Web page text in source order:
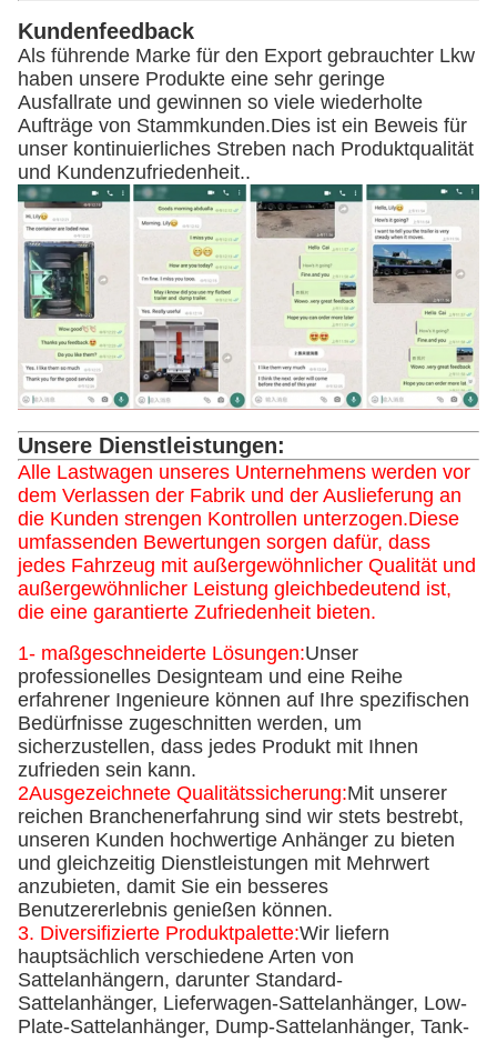
Kundenfeedback
Als führende Marke für den Export gebrauchter Lkw
haben unsere Produkte eine sehr geringe
Ausfallrate und gewinnen so viele wiederholte
Aufträge von Stammkunden.Dies ist ein Beweis für
unser kontinuierliches Streben nach Produktqualität
und Kundenzufriedenheit..
Unsere Dienstleistungen:
Alle Lastwagen unseres Unternehmens werden vor
dem Verlassen der Fabrik und der Auslieferung an
die Kunden strengen Kontrollen unterzogen.Diese
umfassenden Bewertungen sorgen dafür, dass
jedes Fahrzeug mit außergewöhnlicher Qualität und
außergewöhnlicher Leistung gleichbedeutend ist,
die eine garantierte Zufriedenheit bieten.
1- maßgeschneiderte Lösungen:Unser
professionelles Designteam und eine Reihe
erfahrener Ingenieure können auf Ihre spezifischen
Bedürfnisse zugeschnitten werden, um
sicherzustellen, dass jedes Produkt mit Ihnen
zufrieden sein kann.
2Ausgezeichnete Qualitätssicherung:Mit unserer
reichen Branchenerfahrung sind wir stets bestrebt,
unseren Kunden hochwertige Anhänger zu bieten
und gleichzeitig Dienstleistungen mit Mehrwert
anzubieten, damit Sie ein besseres
Benutzererlebnis genießen können.
3. Diversifizierte Produktpalette:Wir liefern
hauptsächlich verschiedene Arten von
Sattelanhängern, darunter Standard-
Sattelanhänger, Lieferwagen-Sattelanhänger, Low-
Plate-Sattelanhänger, Dump-Sattelanhänger, Tank-